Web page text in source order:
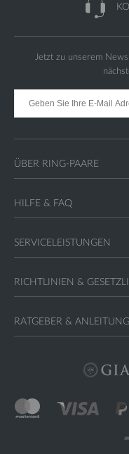
Jetzt zu unserem
ÜBER RING-PAARE
HILFE & FAQ
SERVICELEISTUNGEN
RICHTLINIEN &
RATGEBER &